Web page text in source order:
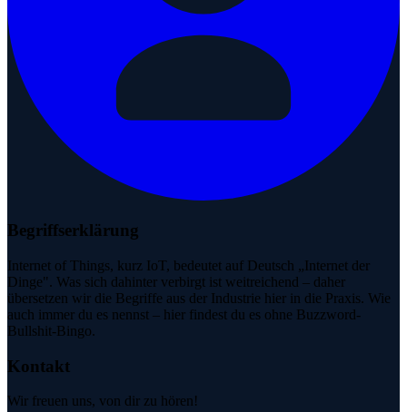
Begriffserklärung
Internet of Things, kurz IoT, bedeutet auf Deutsch „Internet der
Dinge". Was sich dahinter verbirgt ist weitreichend – daher
übersetzen wir die Begriffe aus der Industrie hier in die Praxis. Wie
auch immer du es nennst – hier findest du es ohne Buzzword-
Bullshit-Bingo.
Kontakt
Wir freuen uns, von dir zu hören!